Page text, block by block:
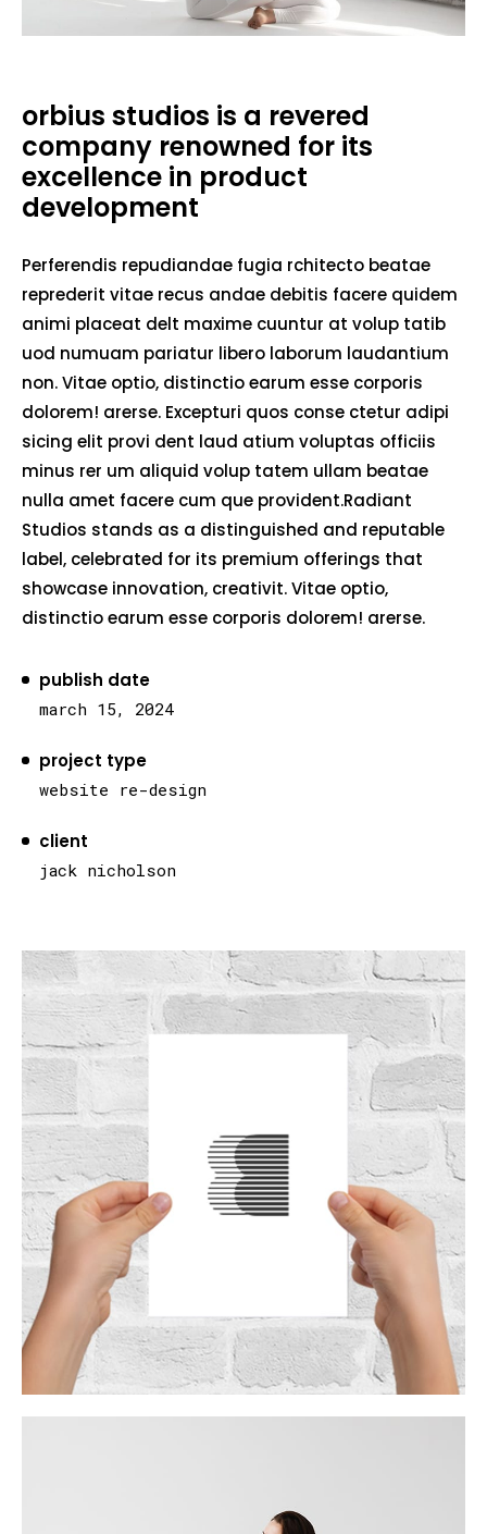
publish date
march 15, 2024
project type
website re-design
client
jack nicholson
orbius studios is a revered
company renowned for its
excellence in product
development
Perferendis repudiandae fugia rchitecto beatae
reprederit vitae recus andae debitis facere quidem
animi placeat delt maxime cuuntur at volup tatib
uod numuam pariatur libero laborum laudantium
non. Vitae optio, distinctio earum esse corporis
dolorem! arerse. Excepturi quos conse ctetur adipi
sicing elit provi dent laud atium voluptas officiis
minus rer um aliquid volup tatem ullam beatae
nulla amet facere cum que provident.Radiant
Studios stands as a distinguished and reputable
label, celebrated for its premium offerings that
showcase innovation, creativit. Vitae optio,
distinctio earum esse corporis dolorem! arerse.